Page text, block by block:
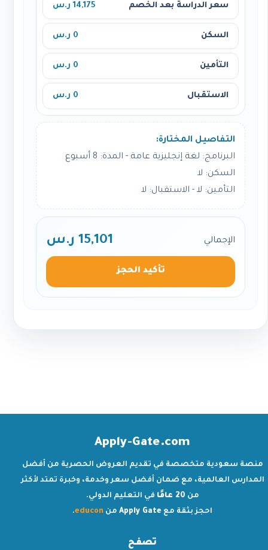
سعر الدراسة بعد الخصم 14,175 ر.س
السكن 0 ر.س
التأمين 0 ر.س
الاستقبال 0 ر.س
التفاصيل المختارة:
البرنامج: لغة إنجليزية عامة - المدة: 8 أسبوع
السكن: لا
التأمين: لا - الاستقبال: لا
الإجمالي 15,101 ر.س
تأكيد الحجز
Apply-Gate.com
منصة سعودية متخصصة في تقديم العروض الحصرية من أفضل
المدارس العالمية، مع ضمان أفضل سعر وخدمة، وخبرة تمتد لأكثر
من 20 عامًا
في التعليم الدولي.
احجز بثقة مع Apply Gate من educon
.
تصفح